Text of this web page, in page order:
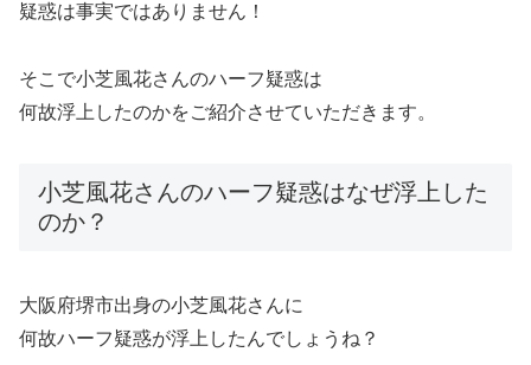
疑惑は事実ではありません！
そこで小芝風花さんのハーフ疑惑は
何故浮上したのかをご紹介させていただきます。
小芝風花さんのハーフ疑惑はなぜ浮上した
のか？
大阪府堺市出身の小芝風花さんに
何故ハーフ疑惑が浮上したんでしょうね？